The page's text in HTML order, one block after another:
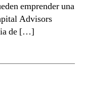
emprender una
Advisors
de […]